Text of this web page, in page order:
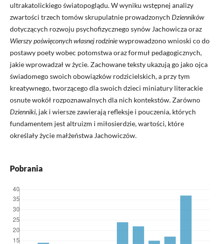
ultrakatolickiego światopoglądu. W wyniku wstępnej analizy
zwartości trzech tomów skrupulatnie prowadzonych Dzienników
dotyczących rozwoju psychofizycznego synów Jachowicza oraz
Wierszy poświęconych własnej rodziniewyprowadzono wnioski co do
postawy poety wobec potomstwa oraz formuł pedagogicznych,
jakie wprowadzał w życie. Zachowane teksty ukazują go jako ojca
świadomego swoich obowiązków rodzicielskich, a przy tym
kreatywnego, tworzącego dla swoich dzieci miniatury literackie
osnute wokół rozpoznawalnych dla nich kontekstów. Zarówno
Dzienniki, jak i wiersze zawierają refleksje i pouczenia, których
fundamentem jest altruizm i miłosierdzie, wartości, które
określały życie małżeństwa Jachowiczów.
Pobrania